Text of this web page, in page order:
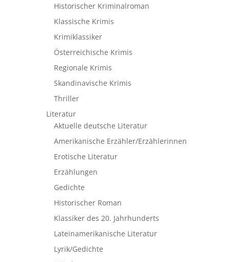
Historischer Kriminalroman
Klassische Krimis
Krimiklassiker
Österreichische Krimis
Regionale Krimis
Skandinavische Krimis
Thriller
Literatur
Aktuelle deutsche Literatur
Amerikanische Erzähler/Erzählerinnen
Erotische Literatur
Erzählungen
Gedichte
Historischer Roman
Klassiker des 20. Jahrhunderts
Lateinamerikanische Literatur
Lyrik/Gedichte